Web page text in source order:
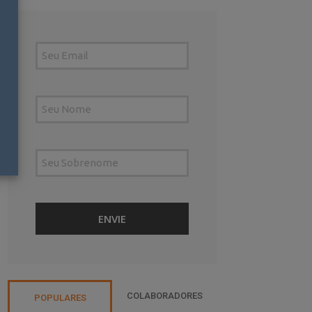
POPULARES COLABORADORES